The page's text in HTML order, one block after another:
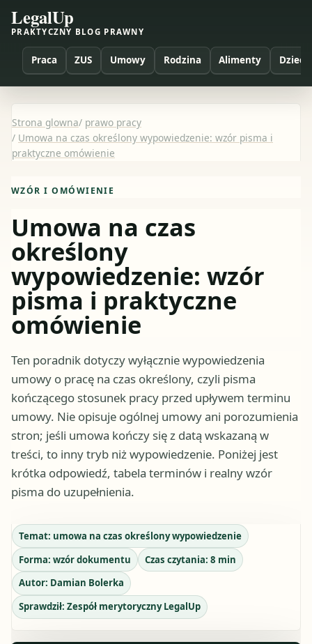
LegalUp
PRAKTYCZNY BLOG PRAWNY
Praca ZUS Umowy Rodzina Alimenty Dzieci
Strona glowna/ prawo pracy
/ Umowa na czas określony wypowiedzenie: wzór pisma i
praktyczne omówienie
WZÓR I OMÓWIENIE
Umowa na czas
określony
wypowiedzenie: wzór
pisma i praktyczne
omówienie
Ten poradnik dotyczy wyłącznie wypowiedzenia
umowy o pracę na czas określony, czyli pisma
kończącego stosunek pracy przed upływem terminu
umowy. Nie opisuje ogólnej umowy ani porozumienia
stron; jeśli umowa kończy się z datą wskazaną w
treści, to inny tryb niż wypowiedzenie. Poniżej jest
krótka odpowiedź, tabela terminów i realny wzór
pisma do uzupełnienia.
Temat: umowa na czas określony wypowiedzenie
Forma: wzór dokumentu Czas czytania: 8 min
Autor: Damian Bolerka
Sprawdził: Zespół merytoryczny LegalUp